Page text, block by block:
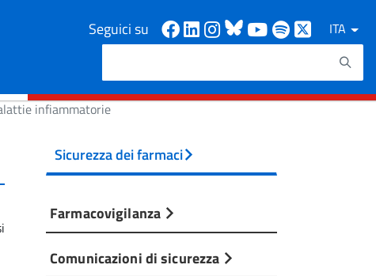
Seguici su Facebook
Linkedin
Instagram
Bluesky
Youtube
Spotify
ITA
Cerca
infiammatorie
Sicurezza dei farmaci
Farmacovigilanza
Comunicazioni di sicurezza